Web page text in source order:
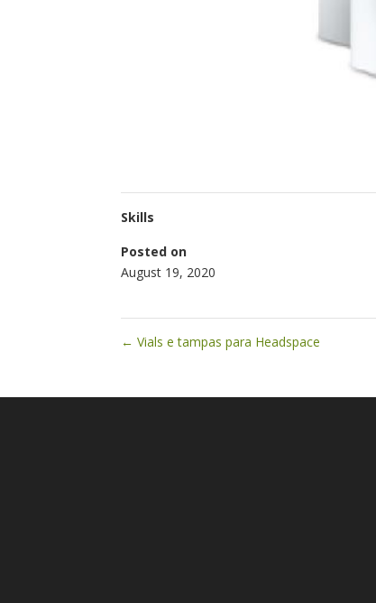
Skills
Posted on
August 19, 2020
← Vials e tampas para Headspace